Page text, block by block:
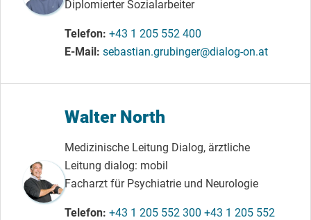
Diplomierter Sozialarbeiter
Telefon +43 1 205 552 400
E-Mail sebastian.grubinger@dialog-on.at
Walter North
Medizinische Leitung Dialog, ärztliche
Leitung dialog: mobil
Facharzt für Psychiatrie und Neurologie
Telefon +43 1 205 552 300 +43 1 205 552